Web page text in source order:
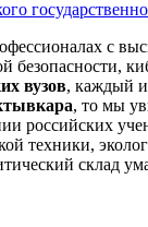
с
безопасности,
вузов, каждый
, то мы
российских
техники,
склад